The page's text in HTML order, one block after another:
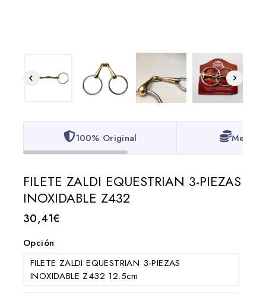
100% Original Mejor
FILETE ZALDI EQUESTRIAN 3-PIEZAS
INOXIDABLE Z432
30,41€
Opción
FILETE ZALDI EQUESTRIAN 3-PIEZAS
INOXIDABLE Z432 12.5cm